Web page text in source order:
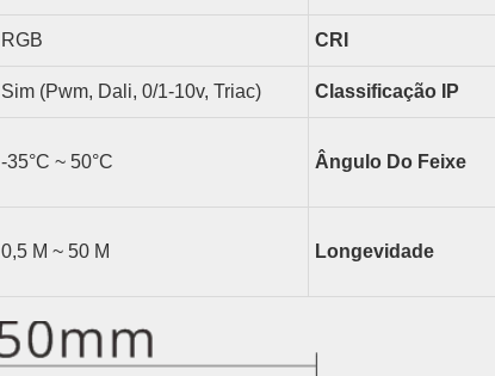
RGB CRI
Sim (pwm, Dali, 0/1-10v, Triac) Classificação IP
-35°C ~ 50°C Ângulo Do Feixe
0,5 M ~ 50 M Longevidade